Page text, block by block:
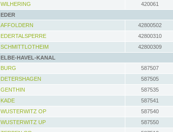
WILHERING
420061
EDER
AFFOLDERN
42800502
EDERTALSPERRE
42800310
SCHMITTLOTHEIM
42800309
ELBE-HAVEL-KANAL
BURG
587507
DETERSHAGEN
587505
GENTHIN
587535
KADE
587541
WUSTERWITZ OP
587540
WUSTERWITZ UP
587550